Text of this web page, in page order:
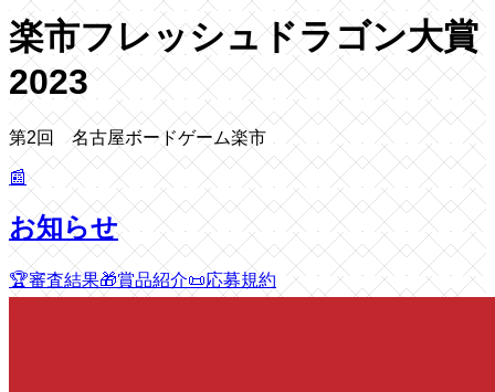
楽市フレッシュドラゴン大賞
2023
第2回 名古屋ボードゲーム楽市
📰
お知らせ
🏆審査結果🎁賞品紹介📜応募規約